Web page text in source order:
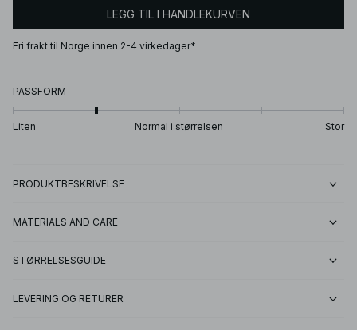
LEGG TIL I HANDLEKURVEN
Fri frakt til Norge innen 2-4 virkedager*
PASSFORM
Liten Normal i størrelsen Stor
PRODUKTBESKRIVELSE
MATERIALS AND CARE
STØRRELSESGUIDE
LEVERING OG RETURER